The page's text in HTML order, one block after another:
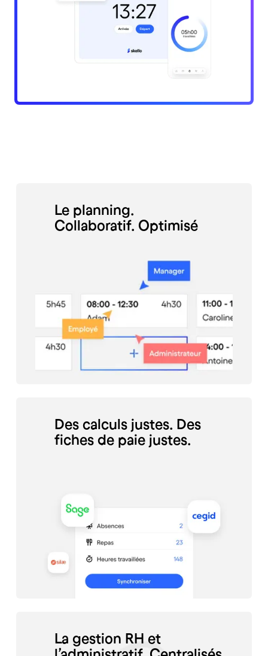
Le planning.
Collaboratif. Optimisé
Des calculs justes. Des
fiches de paie justes.
La gestion RH et